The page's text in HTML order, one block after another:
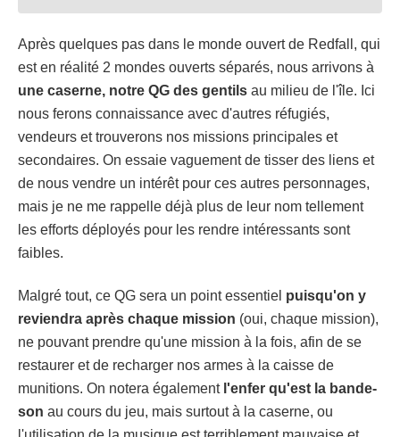
Après quelques pas dans le monde ouvert de Redfall, qui
est en réalité 2 mondes ouverts séparés, nous arrivons à
une caserne, notre QG des gentils au milieu de l'île. Ici
nous ferons connaissance avec d'autres réfugiés,
vendeurs et trouverons nos missions principales et
secondaires. On essaie vaguement de tisser des liens et
de nous vendre un intérêt pour ces autres personnages,
mais je ne me rappelle déjà plus de leur nom tellement
les efforts déployés pour les rendre intéressants sont
faibles.
Malgré tout, ce QG sera un point essentiel puisqu'on y
reviendra après chaque mission (oui, chaque mission),
ne pouvant prendre qu'une mission à la fois, afin de se
restaurer et de recharger nos armes à la caisse de
munitions. On notera égalementl'enfer qu'est la bande-
son au cours du jeu, mais surtout à la caserne, ou